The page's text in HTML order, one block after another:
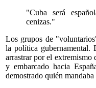
"Cuba será
cenizas."
Los grupos de
la política gubernamental.
arrastrar por el extremismo
y embarcado hacia
demostrado quién